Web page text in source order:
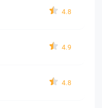
4.8
4.9
4.8